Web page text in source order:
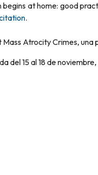
at home: good
.
Atrocity Crimes,
del 15 al 18 de